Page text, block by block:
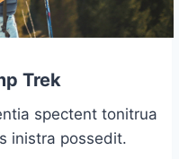
Trek
spectent tonitrua
inistra possedit.